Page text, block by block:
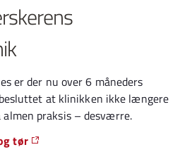
er der nu over 6 måneders
at klinikken ikke længere
praksis – desværre.
tør